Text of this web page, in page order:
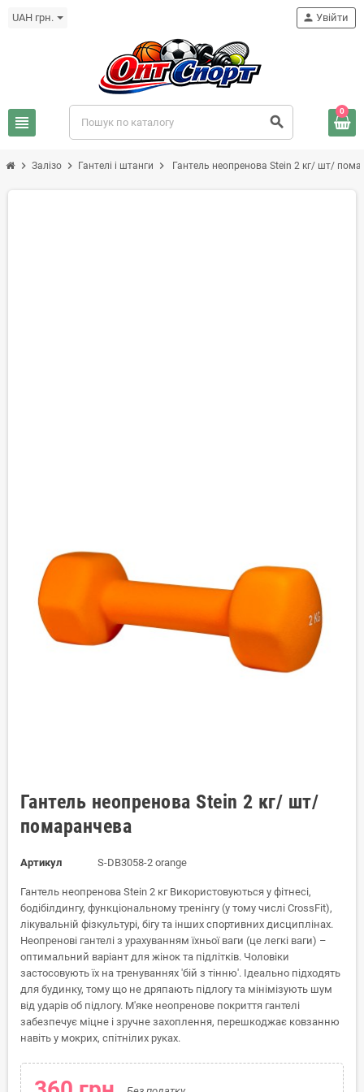
UAH грн.
view_headline search
person Увійти
0
chevron_right Залізо chevron_right Гантелі і штанги chevron_right Гантель неопренова Stein 2 кг/ шт/
Гантель неопренова Stein 2 кг/ шт/
помаранчева
Артикул S-DB3058-2 orange
Гантель неопренова Stein 2 кг Використовуються у фітнесі,
бодібілдингу, функціональному тренінгу (у тому числі CrossFit),
лікувальній фізкультурі, бігу та інших спортивних дисциплінах.
Неопренові гантелі з урахуванням їхньої ваги (це легкі ваги) –
оптимальний варіант для жінок та підлітків. Чоловіки
застосовують їх на тренуваннях 'бій з тінню'. Ідеально підходять
для будинку, тому що не дряпають підлогу та мінімізують шум
від ударів об підлогу. М'яке неопренове покриття гантелі
забезпечує міцне і зручне захоплення, перешкоджає ковзанню
навіть у мокрих, спітнілих руках.